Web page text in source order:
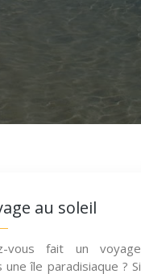
au soleil
vous fait un voyage
une île paradisiaque ? Si